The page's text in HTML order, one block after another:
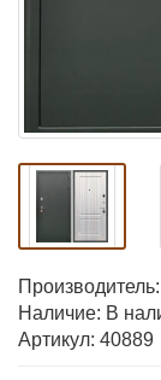
Производитель:
Наличие: В
Артикул: 40889